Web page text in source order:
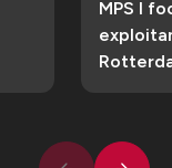
MPS I